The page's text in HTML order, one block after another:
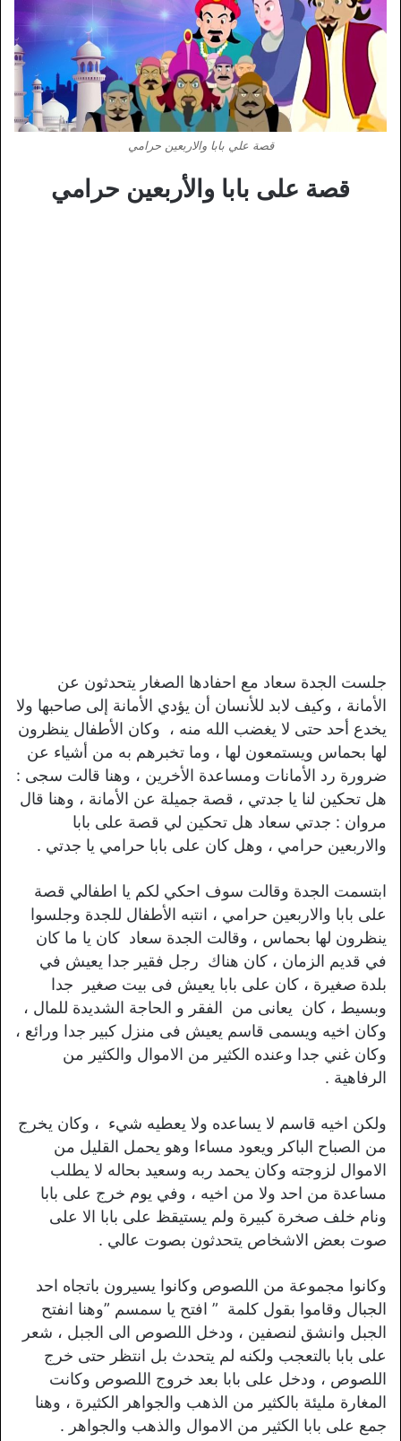
قصة علي بابا والاربعين حرامي
قصة على بابا والأربعين حرامي
جلست الجدة سعاد مع احفادها الصغار يتحدثون عن
الأمانة ، وكيف لابد للأنسان أن يؤدي الأمانة إلى صاحبها ولا
يخدع أحد حتى لا يغضب الله منه ، وكان الأطفال ينظرون
لها بحماس ويستمعون لها ، وما تخبرهم به من أشياء عن
ضرورة رد الأمانات ومساعدة الأخرين ، وهنا قالت سجى :
هل تحكين لنا يا جدتي ، قصة جميلة عن الأمانة ، وهنا قال
مروان : جدتي سعاد هل تحكين لي قصة على بابا
والاربعين حرامي ، وهل كان على بابا حرامي يا جدتي .
ابتسمت الجدة وقالت سوف احكي لكم يا اطفالي قصة
على بابا والاربعين حرامي ، انتبه الأطفال للجدة وجلسوا
ينظرون لها بحماس ، وقالت الجدة سعاد كان يا ما كان
في قديم الزمان ، كان هناك رجل فقير جدا يعيش في
بلدة صغيرة ، كان على بابا يعيش فى بيت صغير جدا
وبسيط ، كان يعانى من الفقر و الحاجة الشديدة للمال ،
وكان اخيه ويسمى قاسم يعيش فى منزل كبير جدا ورائع ،
وكان غني جدا وعنده الكثير من الاموال والكثير من
الرفاهية .
ولكن اخيه قاسم لا يساعده ولا يعطيه شيء ، وكان يخرج
من الصباح الباكر ويعود مساءا وهو يحمل القليل من
الاموال لزوجته وكان يحمد ربه وسعيد بحاله لا يطلب
مساعدة من احد ولا من اخيه ، وفي يوم خرج على بابا
ونام خلف صخرة كبيرة ولم يستيقظ على بابا الا على
صوت بعض الاشخاص يتحدثون بصوت عالي .
وكانوا مجموعة من اللصوص وكانوا يسيرون باتجاه احد
الجبال وقاموا بقول كلمة ” افتح يا سمسم ”وهنا انفتح
الجبل وانشق لنصفين ، ودخل اللصوص الى الجبل ، شعر
على بابا بالتعجب ولكنه لم يتحدث بل انتظر حتى خرج
اللصوص ، ودخل على بابا بعد خروج اللصوص وكانت
المغارة مليئة بالكثير من الذهب والجواهر الكثيرة ، وهنا
جمع على بابا الكثير من الاموال والذهب والجواهر .